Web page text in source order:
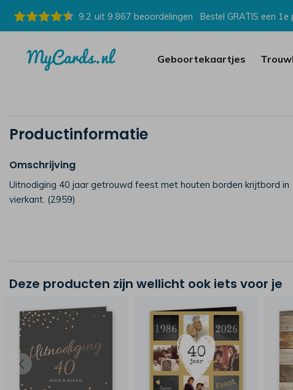
9.2 uit 9.867 beoordelingen Bestel GRATIS een 1e
Geboortekaartjes
Productinformatie
Omschrijving
Uitnodiging 40 jaar getrouwd feest met houten borden krijtbord in
vierkant. (2959)
Deze producten zijn wellicht ook iets voor je